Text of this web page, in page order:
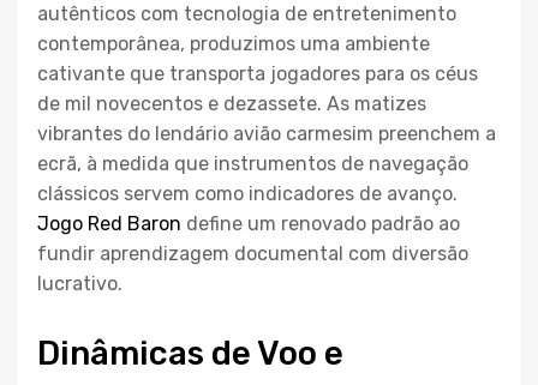
autênticos com tecnologia de entretenimento
contemporânea, produzimos uma ambiente
cativante que transporta jogadores para os céus
de mil novecentos e dezassete. As matizes
vibrantes do lendário avião carmesim preenchem a
ecrã, à medida que instrumentos de navegação
clássicos servem como indicadores de avanço.
Jogo Red Baron define um renovado padrão ao
fundir aprendizagem documental com diversão
lucrativo.
Dinâmicas de Voo e